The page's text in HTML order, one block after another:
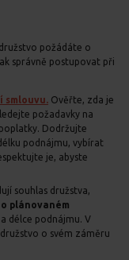
požádáte o
správně postupovat při
smlouvu. Ověřte, zda je
požadavky na
Dodržujte
podnájmu, vybírat
je, abyste
souhlas družstva,
plánovaném
délce podnájmu. V
o svém záměru